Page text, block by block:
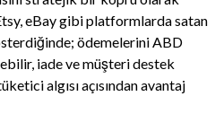
eBay gibi platformlarda satan
ödemelerini ABD
iade ve müşteri destek
algısı açısından avantaj